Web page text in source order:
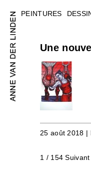
PEINTURES
Une
25 août 2018 |
1 / 154Suivant